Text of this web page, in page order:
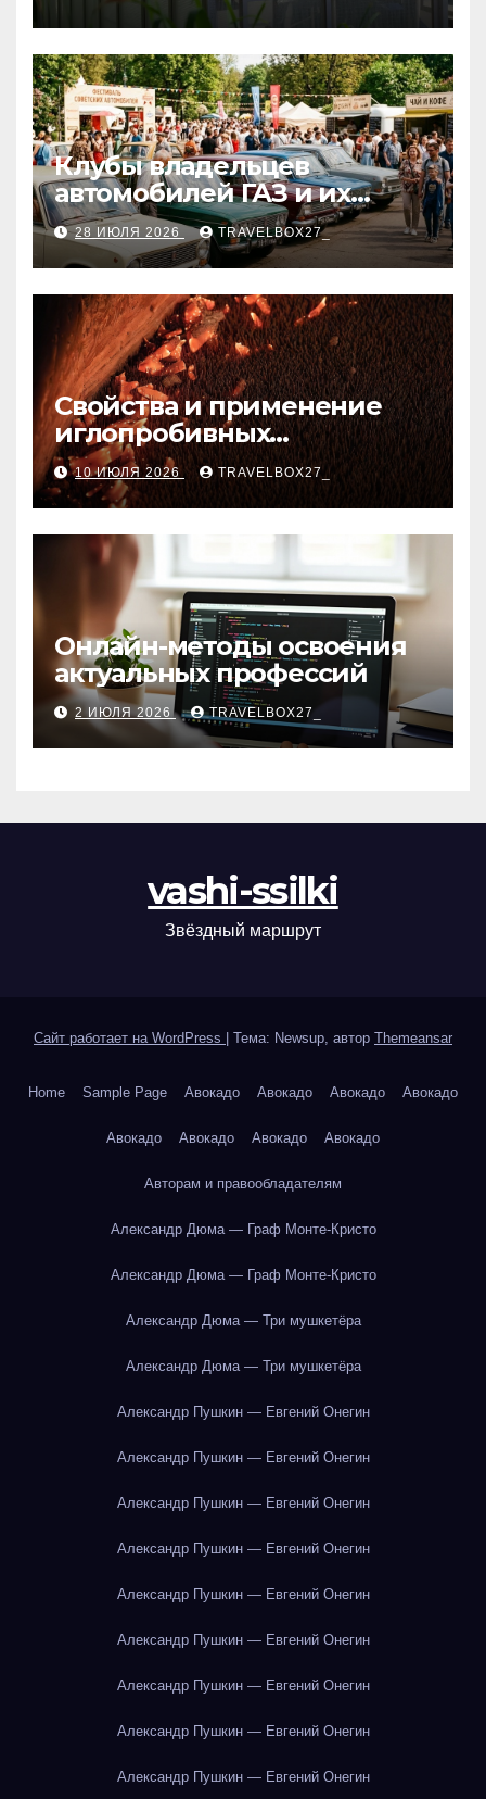
Клубы владельцев
автомобилей ГАЗ и их
мероприятия
28 ИЮЛЯ 2026 TRAVELBOX27_
Свойства и применение
иглопробивных
базальтовых огнеупорных
матов
10 ИЮЛЯ 2026 TRAVELBOX27_
Онлайн-методы освоения
актуальных профессий
2 ИЮЛЯ 2026 TRAVELBOX27_
vashi-ssilki
Звёздный маршрут
Сайт работает на WordPress Тема: Newsup, автор Themeansar
Home Sample Page Авокадо Авокадо Авокадо Авокадо
Авокадо Авокадо Авокадо Авокадо
Авторам и правообладателям
Александр Дюма — Граф Монте-Кристо
Александр Дюма — Граф Монте-Кристо
Александр Дюма — Три мушкетёра
Александр Дюма — Три мушкетёра
Александр Пушкин — Евгений Онегин
Александр Пушкин — Евгений Онегин
Александр Пушкин — Евгений Онегин
Александр Пушкин — Евгений Онегин
Александр Пушкин — Евгений Онегин
Александр Пушкин — Евгений Онегин
Александр Пушкин — Евгений Онегин
Александр Пушкин — Евгений Онегин
Александр Пушкин — Евгений Онегин